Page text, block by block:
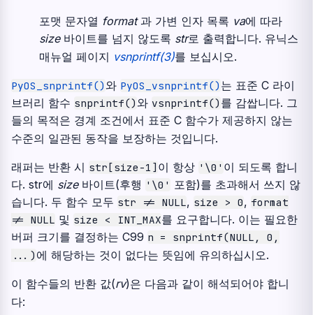
포맷 문자열 format과 가변 인자 목록 va에 따라
size바이트를 넘지 않도록 str로 출력합니다. 유닉스
매뉴얼 페이지 vsnprintf(3)를 보십시오.
PyOS_snprintf() 와 PyOS_vsnprintf() 는 표준 C 라이
브러리 함수 snprintf() 와 vsnprintf() 를 감쌉니다. 그
들의 목적은 경계 조건에서 표준 C 함수가 제공하지 않는
수준의 일관된 동작을 보장하는 것입니다.
래퍼는 반환 시 str[size-1] 이 항상 '\0' 이 되도록 합니
다. str에 size바이트(후행 '\0' 포함)를 초과해서 쓰지 않
습니다. 두 함수 모두 str != NULL, size > 0, format
!= NULL 및 size < INT_MAX를 요구합니다. 이는 필요한
버퍼 크기를 결정하는 C99 n = snprintf(NULL,
0,
...) 에 해당하는 것이 없다는 뜻임에 유의하십시오.
이 함수들의 반환 값(rv)은 다음과 같이 해석되어야 합니
다: